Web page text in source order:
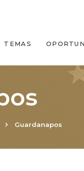
TEMAS
Guardanapos